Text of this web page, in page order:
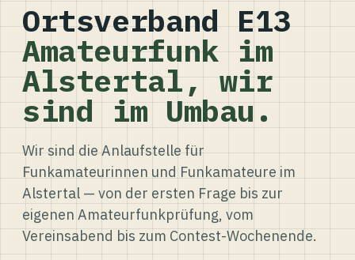
Ortsverband E13
Amateurfunk im
Alstertal, wir
sind im Umbau.
Wir sind die Anlaufstelle für
Funkamateurinnen und Funkamateure im
Alstertal — von der ersten Frage bis zur
eigenen Amateurfunkprüfung, vom
Vereinsabend bis zum Contest-Wochenende.